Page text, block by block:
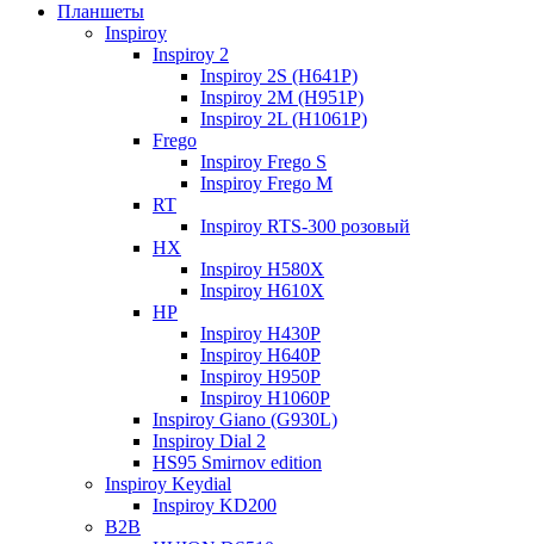
Планшеты
Inspiroy
Inspiroy 2
Inspiroy 2S (H641P)
Inspiroy 2M (H951P)
Inspiroy 2L (H1061P)
Frego
Inspiroy Frego S
Inspiroy Frego M
RT
Inspiroy RTS-300 розовый
HX
Inspiroy H580X
Inspiroy H610X
HP
Inspiroy H430P
Inspiroy H640P
Inspiroy H950P
Inspiroy H1060P
Inspiroy Giano (G930L)
Inspiroy Dial 2
HS95 Smirnov edition
Inspiroy Keydial
Inspiroy KD200
B2B